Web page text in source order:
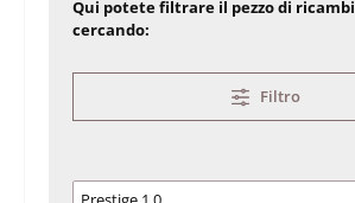
Qui potete filtrare il pezzo di
cercando:
Filtro